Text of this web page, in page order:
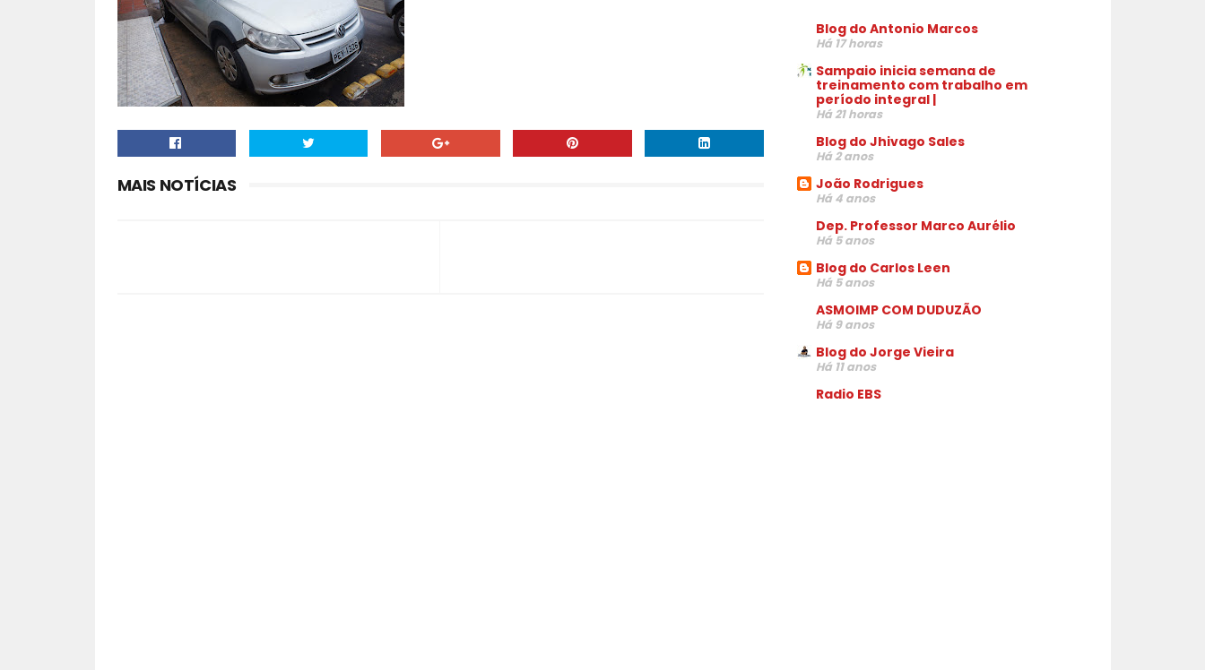
MAIS NOTÍCIAS
Blog do Antonio Marcos
Há 17 horas
Sampaio inicia semana de
treinamento com trabalho em
período integral |
Há 21 horas
Blog do Jhivago Sales
Há 2 anos
João Rodrigues
Há 4 anos
Dep. Professor Marco Aurélio
Há 5 anos
Blog do Carlos Leen
Há 5 anos
ASMOIMP COM DUDUZÃO
Há 9 anos
Blog do Jorge Vieira
Há 11 anos
Radio EBS